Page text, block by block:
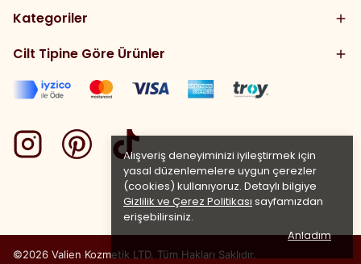
Alışveriş deneyiminizi iyileştirmek için
yasal düzenlemelere uygun çerezler
(cookies) kullanıyoruz. Detaylı bilgiye
Gizlilik ve Çerez Politikası sayfamızdan
erişebilirsiniz.
Anladım
Kategoriler
Cilt Tipine Göre Ürünler
©2026 Valien Kozmetik LTD. Tüm Hakları Saklıdır.